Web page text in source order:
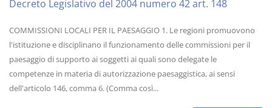
Decreto Legislativo del 2004 numero 42 art. 148
COMMISSIONI LOCALI PER IL PAESAGGIO 1. Le regioni promuovono
l'istituzione e disciplinano il funzionamento delle commissioni per il
paesaggio di supporto ai soggetti ai quali sono delegate le
competenze in materia di autorizzazione paesaggistica, ai sensi
dell'articolo 146, comma 6. (Comma così...